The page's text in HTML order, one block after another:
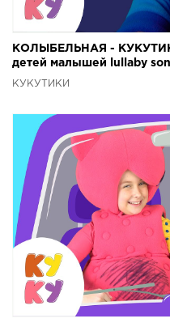
КОЛЫБЕЛЬНАЯ -
детей малышей lullaby
КУКУТИКИ